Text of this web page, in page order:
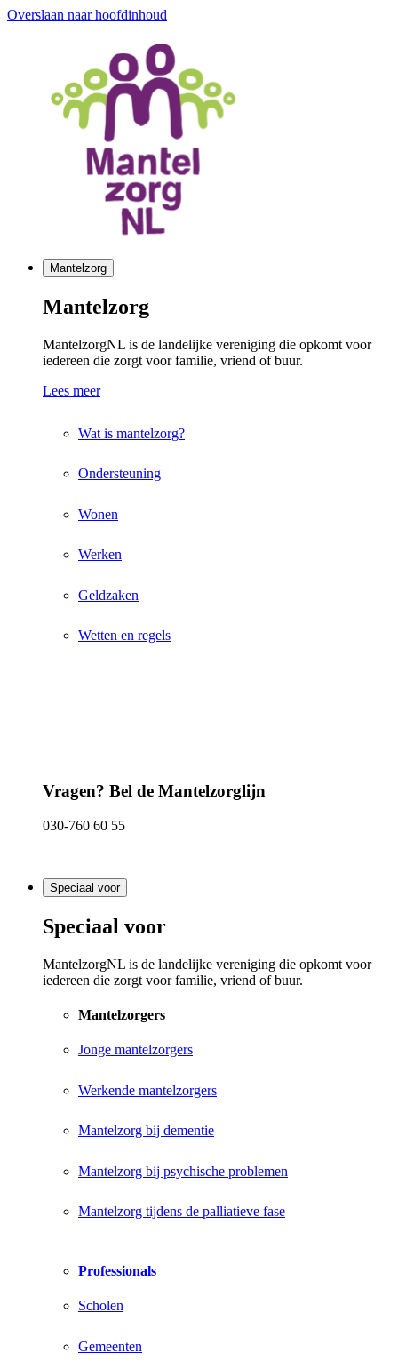
Overslaan naar hoofdinhoud
Mantelzorg
Mantelzorg
MantelzorgNL is de landelijke vereniging die opkomt voor
iedereen die zorgt voor familie, vriend of buur.
Lees meer
Wat is mantelzorg?
Ondersteuning
Wonen
Werken
Geldzaken
Wetten en regels
Vragen? Bel de Mantelzorglijn
030-760 60 55
Speciaal voor
Speciaal voor
MantelzorgNL is de landelijke vereniging die opkomt voor
iedereen die zorgt voor familie, vriend of buur.
Mantelzorgers
Jonge mantelzorgers
Werkende mantelzorgers
Mantelzorg bij dementie
Mantelzorg bij psychische problemen
Mantelzorg tijdens de palliatieve fase
Professionals
Scholen
Gemeenten